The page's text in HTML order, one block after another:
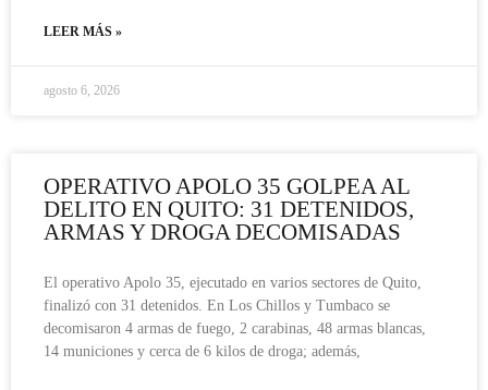
LEER MÁS »
agosto 6, 2026
OPERATIVO APOLO 35 GOLPEA AL
DELITO EN QUITO: 31 DETENIDOS,
ARMAS Y DROGA DECOMISADAS
El operativo Apolo 35, ejecutado en varios sectores de Quito,
finalizó con 31 detenidos. En Los Chillos y Tumbaco se
decomisaron 4 armas de fuego, 2 carabinas, 48 armas blancas,
14 municiones y cerca de 6 kilos de droga; además,